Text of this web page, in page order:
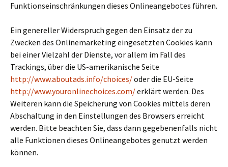
Funktionseinschränkungen dieses Onlineangebotes führen.
Ein genereller Widerspruch gegen den Einsatz der zu
Zwecken des Onlinemarketing eingesetzten Cookies kann
bei einer Vielzahl der Dienste, vor allem im Fall des
Trackings, über die US-amerikanische Seite
http://www.aboutads.info/choices/oder die EU-Seite
http://www.youronlinechoices.com/erklärt werden. Des
Weiteren kann die Speicherung von Cookies mittels deren
Abschaltung in den Einstellungen des Browsers erreicht
werden. Bitte beachten Sie, dass dann gegebenenfalls nicht
alle Funktionen dieses Onlineangebotes genutzt werden
können.